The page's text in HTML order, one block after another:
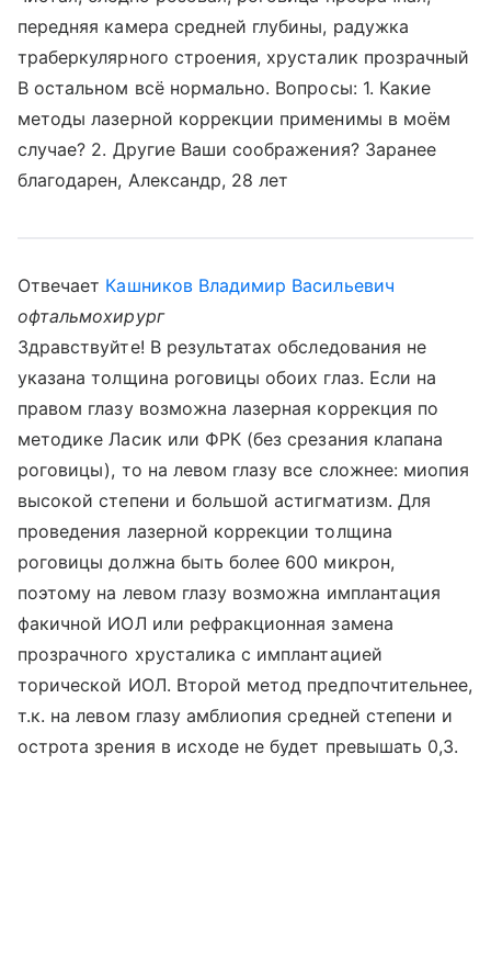
передняя камера средней глубины, радужка
траберкулярного строения, хрусталик прозрачный
В остальном всё нормально. Вопросы: 1. Какие
методы лазерной коррекции применимы в моём
случае? 2. Другие Ваши соображения? Заранее
благодарен, Александр, 28 лет
Отвечает Кашников Владимир Васильевич
офтальмохирург
Здравствуйте! В результатах обследования не
указана толщина роговицы обоих глаз. Если на
правом глазу возможна лазерная коррекция по
методике Ласик или ФРК (без срезания клапана
роговицы), то на левом глазу все сложнее: миопия
высокой степени и большой астигматизм. Для
проведения лазерной коррекции толщина
роговицы должна быть более 600 микрон,
поэтому на левом глазу возможна имплантация
факичной ИОЛ или рефракционная замена
прозрачного хрусталика с имплантацией
торической ИОЛ. Второй метод предпочтительнее,
т.к. на левом глазу амблиопия средней степени и
острота зрения в исходе не будет превышать 0,3.